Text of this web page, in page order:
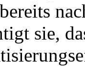
sie,